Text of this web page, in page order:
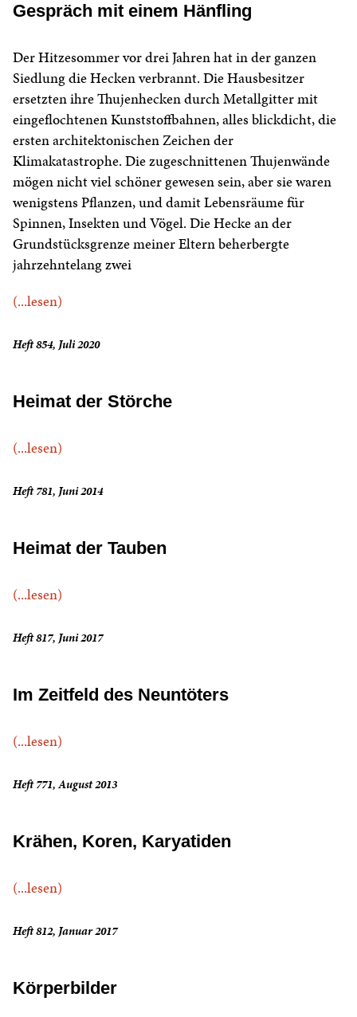
Gespräch mit einem Hänfling
Der Hitzesommer vor drei Jahren hat in der ganzen
Siedlung die Hecken verbrannt. Die Hausbesitzer
ersetzten ihre Thujenhecken durch Metallgitter mit
eingeflochtenen Kunststoffbahnen, alles blickdicht, die
ersten architektonischen Zeichen der
Klimakatastrophe. Die zugeschnittenen Thujenwände
mögen nicht viel schöner gewesen sein, aber sie waren
wenigstens Pflanzen, und damit Lebensräume für
Spinnen, Insekten und Vögel. Die Hecke an der
Grundstücksgrenze meiner Eltern beherbergte
jahrzehntelang zwei
(...lesen)
Heft 854, Juli 2020
Heimat der Störche
(...lesen)
Heft 781, Juni 2014
Heimat der Tauben
(...lesen)
Heft 817, Juni 2017
Im Zeitfeld des Neuntöters
(...lesen)
Heft 771, August 2013
Krähen, Koren, Karyatiden
(...lesen)
Heft 812, Januar 2017
Körperbilder